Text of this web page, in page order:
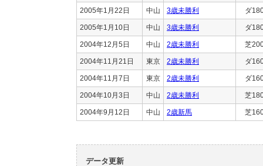
2005年1月22日 中山 3歳未勝利 ダ
2005年1月10日 中山 3歳未勝利 ダ
2004年12月5日 中山 2歳未勝利 芝
2004年11月21日 東京 2歳未勝利 ダ
2004年11月7日 東京 2歳未勝利 ダ
2004年10月3日 中山 2歳未勝利 芝
2004年9月12日 中山 2歳新馬 芝
データ更新